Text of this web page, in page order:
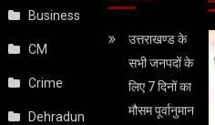
Business
CM
Crime
Dehradun
उत्तराखण्ड के
सभी जनपदों के
लिए 7 दिनों का
मौसम पूर्वानुमान